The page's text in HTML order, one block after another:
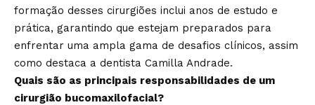
formação desses cirurgiões inclui anos de estudo e
prática, garantindo que estejam preparados para
enfrentar uma ampla gama de desafios clínicos, assim
como destaca a dentista Camilla Andrade.
Quais são as principais responsabilidades de um
cirurgião bucomaxilofacial?